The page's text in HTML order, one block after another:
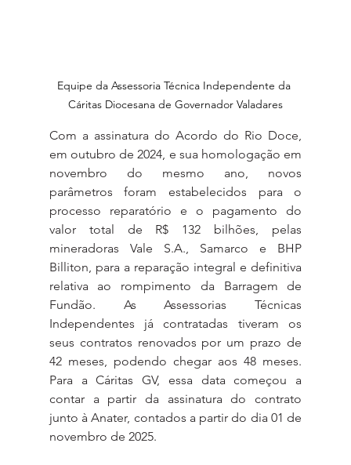
Equipe da Assessoria Técnica Independente da
Cáritas Diocesana de Governador Valadares
Com a assinatura do Acordo do Rio Doce,
em outubro de 2024, e sua homologação em
novembro do mesmo ano, novos
parâmetros foram estabelecidos para o
processo reparatório e o pagamento do
valor total de R$ 132 bilhões, pelas
mineradoras Vale S.A., Samarco e BHP
Billiton, para a reparação integral e definitiva
relativa ao rompimento da Barragem de
Fundão. As Assessorias Técnicas
Independentes já contratadas tiveram os
seus contratos renovados por um prazo de
42 meses, podendo chegar aos 48 meses.
Para a Cáritas GV, essa data começou a
contar a partir da assinatura do contrato
junto à Anater, contados a partir do dia 01 de
novembro de 2025.